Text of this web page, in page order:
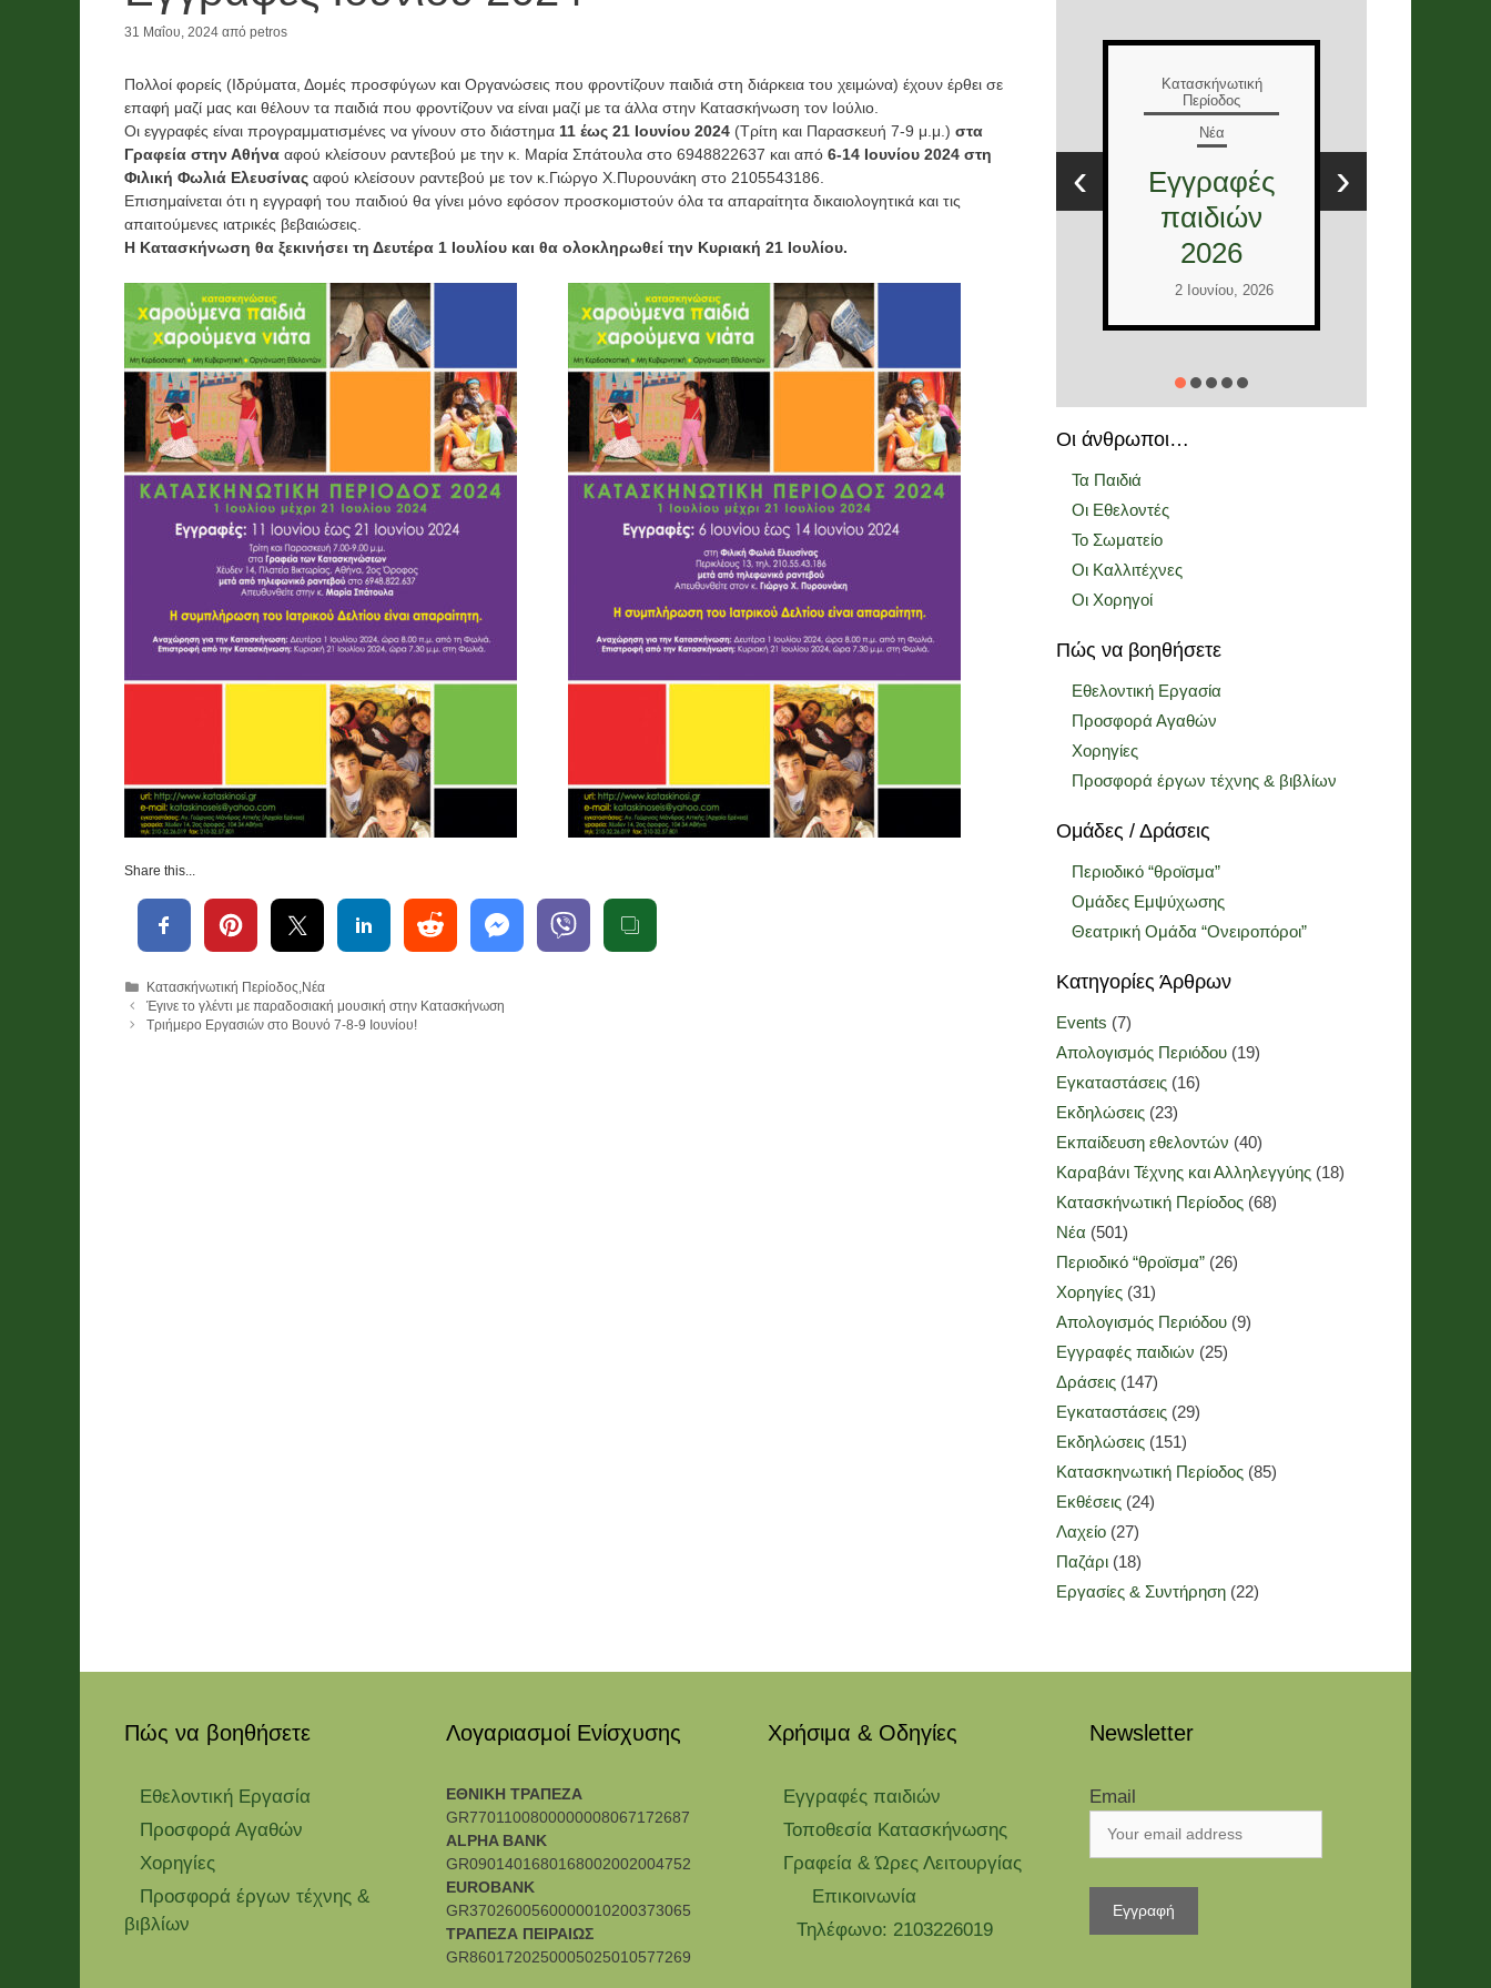
31 Μαΐου, 2024 από petros
Πολλοί φορείς (Ιδρύματα, Δομές προσφύγων και Οργανώσεις που φροντίζουν παιδιά στη διάρκεια του χειμώνα) έχουν έρθει σε
επαφή μαζί μας και θέλουν τα παιδιά που φροντίζουν να είναι μαζί με τα άλλα στην Κατασκήνωση τον Ιούλιο.
Οι εγγραφές είναι προγραμματισμένες να γίνουν στο διάστημα 11 έως 21 Ιουνίου 2024 (Τρίτη και Παρασκευή 7-9 μ.μ.) στα
Γραφεία στην Αθήνα αφού κλείσουν ραντεβού με την κ. Μαρία Σπάτουλα στο 6948822637 και από 6-14 Ιουνίου 2024 στη
Φιλική Φωλιά Ελευσίνας αφού κλείσουν ραντεβού με τον κ.Γιώργο Χ.Πυρουνάκη στο 2105543186.
Επισημαίνεται ότι η εγγραφή του παιδιού θα γίνει μόνο εφόσον προσκομιστούν όλα τα απαραίτητα δικαιολογητικά και τις
απαιτούμενες ιατρικές βεβαιώσεις.
Η Κατασκήνωση θα ξεκινήσει τη Δευτέρα 1 Ιουλίου και θα ολοκληρωθεί την Κυριακή 21 Ιουλίου.
Share this...
Κατηγορίες
Κατασκήνωτική Περίοδος Νέα
Έγινε το γλέντι με παραδοσιακή μουσική στην Κατασκήνωση
Τριήμερο Εργασιών στο Βουνό 7-8-9 Ιουνίου!
Νέα Χορηγίες
Λαχείο και
χορηγίες
χρημάτων
,
τροφίμων
και υλικών
2026
2 Ιουνίου, 2026
Τελείωσαν
τα
βιωματικά
σεμινάρια
2026
2 Ιουνίου, 2026
Κατασκήνωτική
Νέα
παιδιών
2 Ιουνίου, 2026
Κατασκήνωτική
Νέα
Έλληνες
και
Διεθνείς
εθελοντές
2026
2 Ιουνίου, 2026
‹ ›
Οι άνθρωποι…
Τα Παιδιά
Οι Εθελοντές
Το Σωματείο
Οι Καλλιτέχνες
Οι Χορηγοί
Πώς να βοηθήσετε
Εθελοντική Εργασία
Προσφορά Αγαθών
Χορηγίες
Προσφορά έργων τέχνης & βιβλίων
Ομάδες / Δράσεις
Περιοδικό “θροϊσμα”
Ομάδες Εμψύχωσης
Θεατρική Ομάδα “Ονειροπόροι”
Κατηγορίες Άρθρων
Events (7)
Απολογισμός Περιόδου (19)
Εγκαταστάσεις (16)
Εκδηλώσεις (23)
Εκπαίδευση εθελοντών (40)
Καραβάνι Τέχνης και Αλληλεγγύης (18)
Κατασκήνωτική Περίοδος (68)
Νέα (501)
Περιοδικό “θροϊσμα” (26)
Χορηγίες (31)
Απολογισμός Περιόδου (9)
Εγγραφές παιδιών (25)
Δράσεις (147)
Εγκαταστάσεις (29)
Εκδηλώσεις (151)
Κατασκηνωτική Περίοδος (85)
Εκθέσεις (24)
Λαχείο (27)
Παζάρι (18)
Εργασίες & Συντήρηση (22)
Πώς να βοηθήσετε
Εθελοντική Εργασία
Προσφορά Αγαθών
Χορηγίες
Προσφορά έργων τέχνης &
βιβλίων
Λογαριασμοί Ενίσχυσης
ΕΘΝΙΚΗ ΤΡΑΠΕΖΑ
GR7701100800000008067172687
ALPHA BANK
GR0901401680168002002004752
EUROBANK
GR3702600560000010200373065
ΤΡΑΠΕΖΑ ΠΕΙΡΑΙΩΣ
GR8601720250005025010577269
Χρήσιμα & Οδηγίες
Eγγραφές παιδιών
Τοποθεσία Κατασκήνωσης
Γραφεία & Ώρες Λειτουργίας
Επικοινωνία
Τηλέφωνο: 2103226019
Newsletter
Email